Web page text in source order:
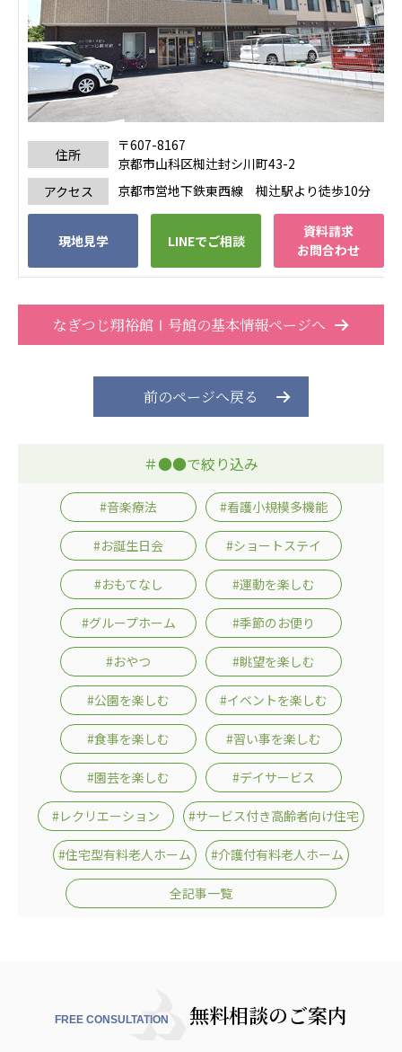
株式会社エネクト 株式会社 G.com R＆M
海外
海外グループ会社
美迪克（上海）商务咨询有限公司
台灣善合股份有限公司
Angkor-Japan Friendship International
Hospital
クヴィアン小学校・カンボジア日本友好共生クヴ
ィアン中学校
カンボジア日本友好技術教育センター
G-COM JOINT STOCK COMPANY
海外子会社・合弁会社
住所
〒607-8167
京都市山科区椥辻封シ川町43-2
アクセス
京都市営地下鉄東西線 椥辻駅より徒歩10分
現地見学 LINEでご相談
資料請求
お問合わせ
なぎつじ翔裕館Ⅰ号館の基本情報ページへ
前のページへ戻る
＃●●で絞り込み
#音楽療法 #看護小規模多機能
#お誕生日会 #ショートステイ
#おもてなし #運動を楽しむ
#グループホーム #季節のお便り
#おやつ #眺望を楽しむ
#公園を楽しむ #イベントを楽しむ
#食事を楽しむ #習い事を楽しむ
#園芸を楽しむ #デイサービス
#レクリエーション #サービス付き高齢者向け住宅
#住宅型有料老人ホーム #介護付有料老人ホーム
全記事一覧
FREE CONSULTATION 無料相談のご案内